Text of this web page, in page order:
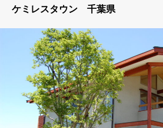
ケミレスタウン 千葉県